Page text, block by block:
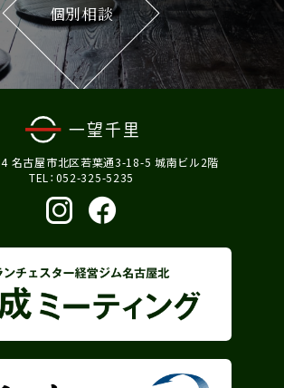
個別相談
名古屋市北区若葉通3-18-5 城南ビル2階
TEL：052-325-5235